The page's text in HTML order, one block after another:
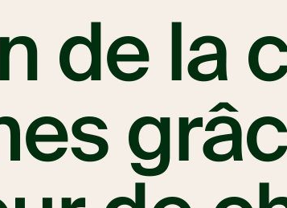
de la